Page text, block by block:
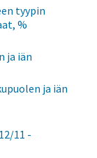
tyypin
%
ja iän
ja iän
11 -